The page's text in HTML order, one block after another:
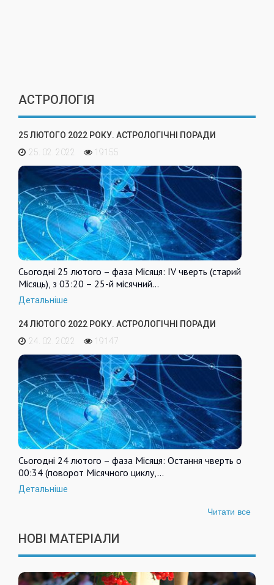
АСТРОЛОГІЯ
25 ЛЮТОГО 2022 РОКУ. АСТРОЛОГІЧНІ ПОРАДИ
25. 02. 2022
19155
Сьогодні 25 лютого – фаза Місяця: IV чверть (старий
Місяць), з 03:20 – 25-й місячний…
Детальніше
24 ЛЮТОГО 2022 РОКУ. АСТРОЛОГІЧНІ ПОРАДИ
24. 02. 2022
19147
Сьогодні 24 лютого – фаза Місяця: Остання чверть о
00:34 (поворот Місячного циклу,…
Детальніше
Читати все
НОВІ МАТЕРІАЛИ